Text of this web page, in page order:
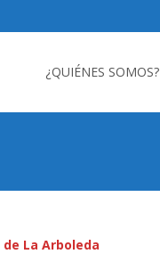
¿QUIÉNES SOMOS?
de La Arboleda